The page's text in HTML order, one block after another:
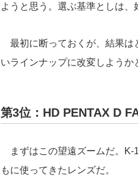
ようと思う。選ぶ基準としは、
最初に断っておくが、結果は
いラインナップに改変しようか
第3位：HD PENTAX D
まずはこの望遠ズームだ。K-
もに使ってきたレンズだ。